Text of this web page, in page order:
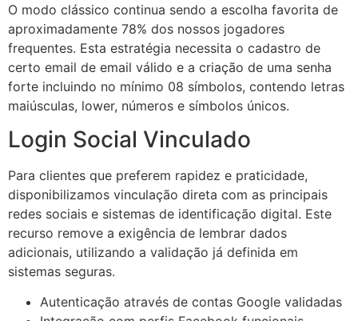
O modo clássico continua sendo a escolha favorita de
aproximadamente 78% dos nossos jogadores
frequentes. Esta estratégia necessita o cadastro de
certo email de email válido e a criação de uma senha
forte incluindo no mínimo 08 símbolos, contendo letras
maiúsculas, lower, números e símbolos únicos.
Login Social Vinculado
Para clientes que preferem rapidez e praticidade,
disponibilizamos vinculação direta com as principais
redes sociais e sistemas de identificação digital. Este
recurso remove a exigência de lembrar dados
adicionais, utilizando a validação já definida em
sistemas seguras.
Autenticação através de contas Google validadas